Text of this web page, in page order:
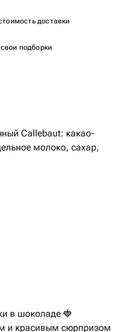
доставки
подборки
Callebaut: какао-
молоко, сахар,
сухое молоко 24 %,
в шоколаде 🍓
и красивым сюрпризом